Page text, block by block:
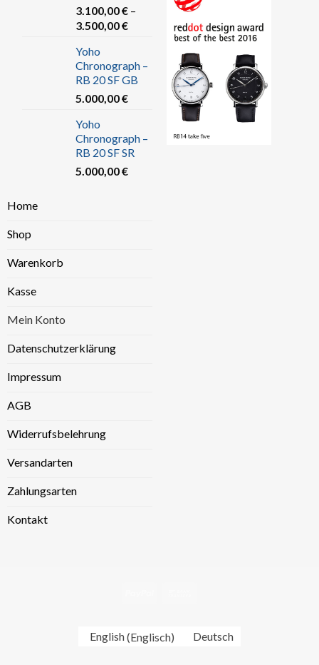
3.100,00€–
3.500,00€
Yoho
Chronograph –
RB 20 SF GB
5.000,00€
Yoho
Chronograph –
RB 20 SF SR
5.000,00€
Home
Shop
Warenkorb
Kasse
Mein Konto
Datenschutzerklärung
Impressum
AGB
Widerrufsbelehrung
Versandarten
Zahlungsarten
Kontakt
English(Englisch) Deutsch